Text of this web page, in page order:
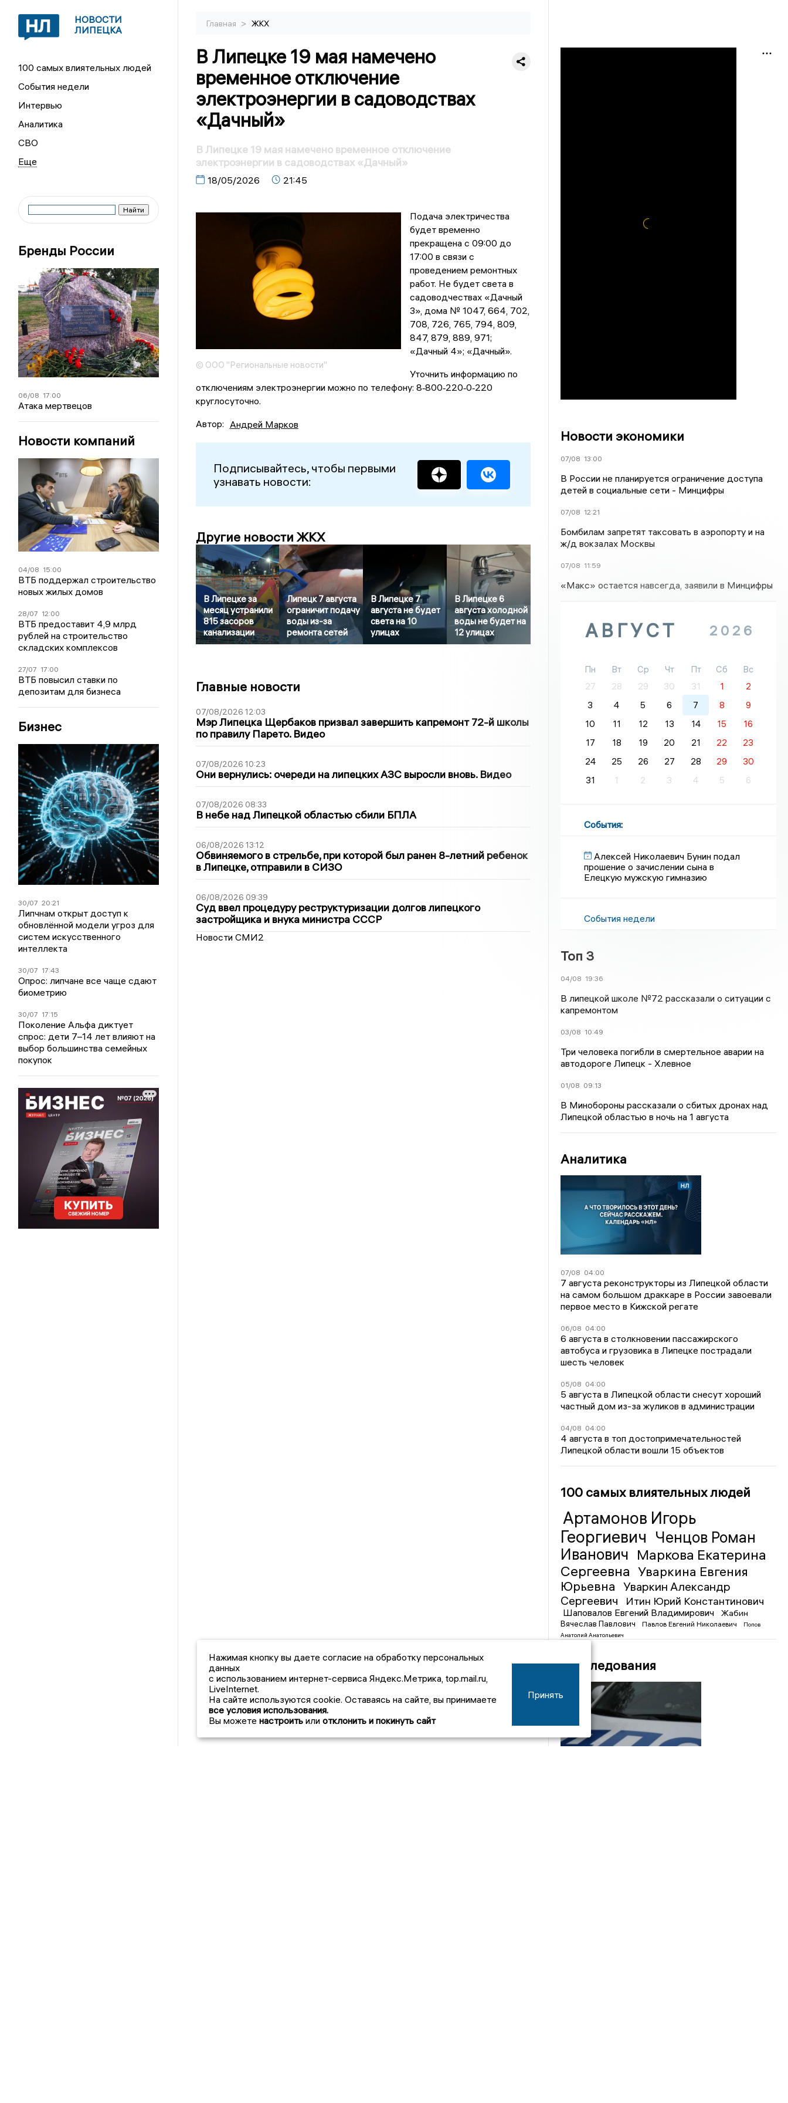
НОВОСТИ
ЛИПЕЦКА
100 самых влиятельных людей
События недели
Интервью
Аналитика
СВО
Бренды России
06/08 17:00
Атака мертвецов
Новости компаний
04/08 15:00
ВТБ поддержал строительство
новых жилых домов
28/07 12:00
ВТБ предоставит 4,9 млрд
рублей на строительство
складских комплексов
27/07 17:00
ВТБ повысил ставки по
депозитам для бизнеса
Бизнес
30/07 20:21
Липчнам открыт доступ к
обновлённой модели угроз для
систем искусственного
интеллекта
30/07 17:43
Опрос: липчане все чаще сдают
биометрию
30/07 17:15
Поколение Альфа диктует
спрос: дети 7–14 лет влияют на
выбор большинства семейных
покупок
Главная > ЖКХ
В Липецке 19 мая намечено
временное отключение
электроэнергии в садоводствах
«Дачный»
В Липецке 19 мая намечено временное отключение
электроэнергии в садоводствах «Дачный»
18/05/2026 21:45
© ООО "Региональные новости"
Подача электричества
будет временно
прекращена с 09:00 до
17:00 в связи с
проведением ремонтных
работ. Не будет света в
садоводчествах «Дачный
3», дома № 1047, 664, 702,
708, 726, 765, 794, 809,
847, 879, 889, 971;
«Дачный 4»; «Дачный».
Уточнить информацию по
отключениям электроэнергии можно по телефону: 8‑800‑220‑0‑220
круглосуточно.
Автор: Андрей Марков
Подписывайтесь, чтобы первыми
узнавать новости:
Другие новости ЖКХ
В Липецке за
месяц устранили
815 засоров
канализации
Липецк 7 августа
ограничит подачу
воды из-за
ремонта сетей
В Липецке 7
августа не будет
света на 10
улицах
В Липецке 6
августа холодной
воды не будет на
12 улицах
Главные новости
07/08/2026 12:03
Мэр Липецка Щербаков призвал завершить капремонт 72-й школы
по правилу Парето. Видео
07/08/2026 10:23
Они вернулись: очереди на липецких АЗС выросли вновь. Видео
07/08/2026 08:33
В небе над Липецкой областью сбили БПЛА
06/08/2026 13:12
Обвиняемого в стрельбе, при которой был ранен 8-летний ребенок
в Липецке, отправили в СИЗО
06/08/2026 09:39
Суд ввел процедуру реструктуризации долгов липецкого
застройщика и внука министра СССР
Новости СМИ2
Новости экономики
07/08 13:00
В России не планируется ограничение доступа
детей в социальные сети - Минцифры
07/08 12:21
Бомбилам запретят таксовать в аэропорту и на
ж/д вокзалах Москвы
07/08 11:59
«Макс» остается навсегда, заявили в Минцифры
АВГУСТ 2026
Пн Вт Ср Чт Пт Сб
Вс
27
28 29 30 31 1
2
3
4 5 6 7 8
9
10
11 12 13 14 15
16
17
18 19 20 21 22
23
24
25 26 27 28 29
30
31
1 2 3 4 5 6
События:
Алексей Николаевич Бунин подал
прошение о зачислении сына в
Елецкую мужскую гимназию
События недели
Топ 3
04/08 19:36
В липецкой школе №72 рассказали о ситуации с
капремонтом
03/08 10:49
Три человека погибли в смертельное аварии на
автодороге Липецк - Хлевное
01/08 09:13
В Минобороны рассказали о сбитых дронах над
Липецкой областью в ночь на 1 августа
Аналитика
07/08 04:00
7 августа реконструкторы из Липецкой области
на самом большом драккаре в России завоевали
первое место в Кижской регате
06/08 04:00
6 августа в столкновении пассажирского
автобуса и грузовика в Липецке пострадали
шесть человек
05/08 04:00
5 августа в Липецкой области снесут хороший
частный дом из-за жуликов в администрации
04/08 04:00
4 августа в топ достопримечательностей
Липецкой области вошли 15 объектов
100 самых влиятельных людей
Артамонов Игорь
Георгиевич Ченцов Роман
Иванович Маркова Екатерина
Сергеевна Уваркина Евгения
Юрьевна
Уваркин Александр
Сергеевич
Итин Юрий Константинович
Шаповалов Евгений Владимирович
Жабин
Вячеслав Павлович
Павлов Евгений Николаевич
Попов
Анатолий Анатольевич
Расследования
Нажимая кнопку вы даете согласие на обработку персональных
данных
с использованием интернет-сервиса Яндекс.Метрика, top.mail.ru,
LiveInternet.
На сайте используются cookie. Оставаясь на сайте, вы принимаете
все условия использования.
Вы можете настроить или отклонить и покинуть сайт
Принять